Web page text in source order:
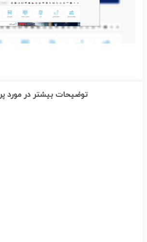
توضیحات بیشتر در مورد پروژه